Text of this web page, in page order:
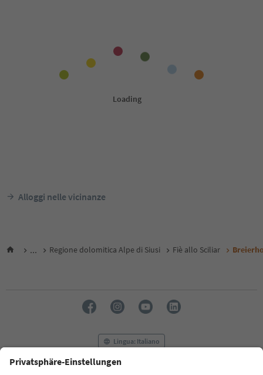
Alloggi nelle vicinanze
... Regione dolomitica Alpe di Siusi Fiè allo Sciliar
Lingua: Italiano